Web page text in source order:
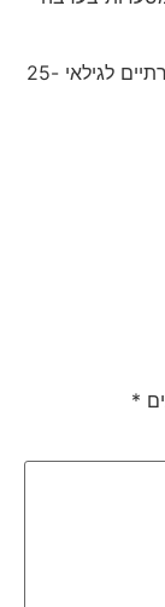
מארגנת טיולים חברתיים לגילאי 25-
*